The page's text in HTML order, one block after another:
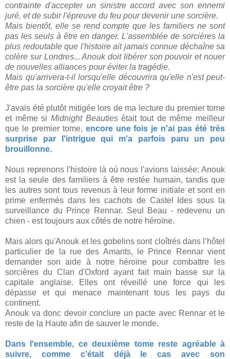
contrainte d'accepter un sinistre accord avec son ennemi
juré, et de subir l'épreuve du feu pour devenir une sorcière.
Mais bientôt, elle se rend compte que les familiers ne sont
pas les seuls à être en danger. L'assemblée de sorcières la
plus redoutable que l'histoire ait jamais connue déchaîne sa
colère sur Londres... Anouk doit libérer son pouvoir et nouer
de nouvelles alliances pour éviter la tragédie.
Mais qu'arrivera-t-il lorsqu'elle découvrira qu'elle n'est peut-
être pas la sorcière qu'elle croyait être ?
J'avais été plutôt mitigée lors de ma lecture du premier tome
et même si Midnight Beautiesétait tout de même meilleur
que le premier tome, encore une fois je n'ai pas été très
surprise par l'intrigue qui m'a parfois paru un peu
brouillonne.
Nous reprenons l'histoire là où nous l'avions laissée: Anouk
est la seule des familiers à être restée humain, tandis que
les autres sont tous revenus à leur forme initiale et sont en
prime enfermés dans les cachots de Castel Ides sous la
surveillance du Prince Rennar. Seul Beau - redevenu un
chien - est toujours aux côtés de notre héroïne.
Mais alors qu'Anouk et les gobelins sont cloîtrés dans l’hôtel
particulier de la rue des Amants, le Prince Rennar vient
demander son aide à notre héroïne pour combattre les
sorcières du Clan d'Oxford ayant fait main basse sur la
capitale anglaise. Elles ont réveillé une force qui les
dépasse et qui menace maintenant tous les pays du
continent.
Anouk va donc devoir conclure un pacte avec Rennar et le
reste de la Haute afin de sauver le monde.
Dans l'ensemble, ce deuxième tome reste agréable à
suivre, comme c'était déjà le cas avec son